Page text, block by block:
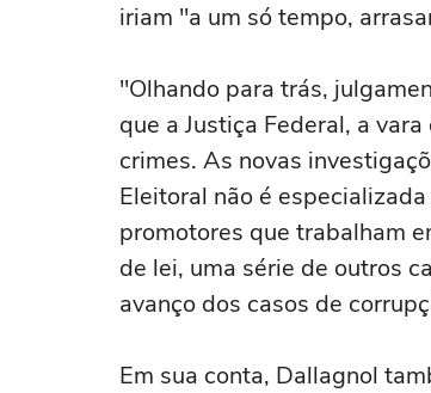
iriam "a um só tempo,
"Olhando para trás,
que a Justiça Federal, a
crimes. As novas
Eleitoral não é
promotores que trabalham
de lei, uma série de outros
avanço dos casos de
Em sua conta, Dallagnol